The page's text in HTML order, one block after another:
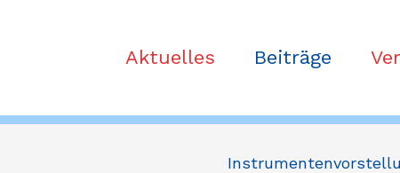
Aktuelles Beiträge